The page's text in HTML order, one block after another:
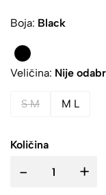
Boja: Black
Veličina: Nije
S M M L
Količina
- +